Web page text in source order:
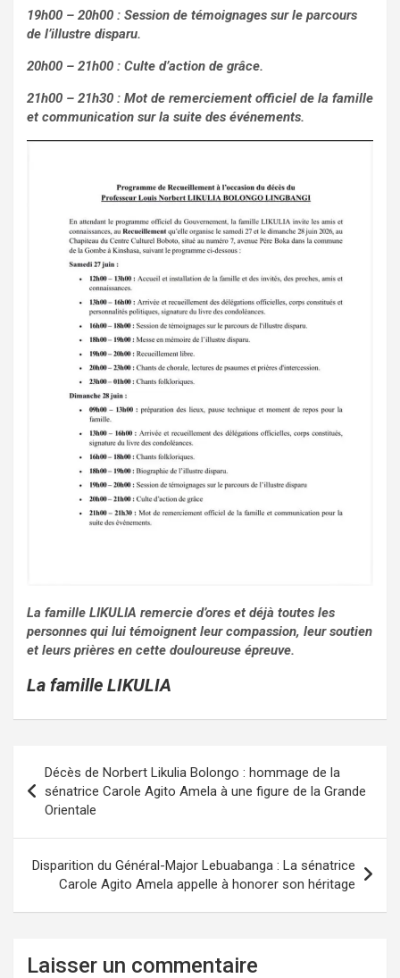
19h00 – 20h00 : Session de témoignages sur le parcours
de l’illustre disparu.
20h00 – 21h00 : Culte d’action de grâce.
21h00 – 21h30 : Mot de remerciement officiel de la famille
et communication sur la suite des événements.
La famille LIKULIA remercie d’ores et déjà toutes les
personnes qui lui témoignent leur compassion, leur soutien
et leurs prières en cette douloureuse épreuve.
La famille LIKULIA
de
l’article
Décès de Norbert Likulia Bolongo : hommage de la
sénatrice Carole Agito Amela à une figure de la Grande
Orientale
Disparition du Général-Major Lebuabanga : La sénatrice
Carole Agito Amela appelle à honorer son héritage
Laisser un commentaire